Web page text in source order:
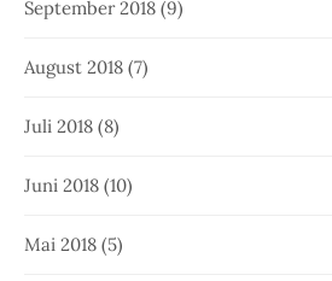
September 2018 (9)
August 2018 (7)
Juli 2018 (8)
Juni 2018 (10)
Mai 2018 (5)